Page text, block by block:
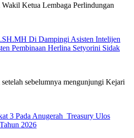
Ketua Lembaga Perlindungan
Di Dampingi Asisten Intelijen
Pembinaan Herlina Setyorini Sidak
sebelumnya mengunjungi Kejari
3 Pada Anugerah Treasury Ulos
2026